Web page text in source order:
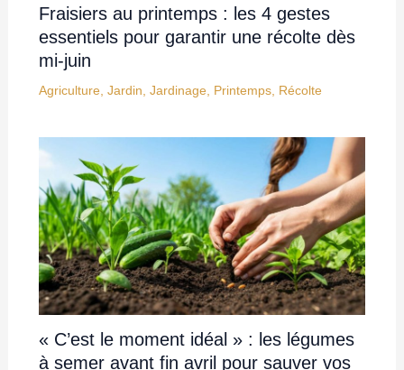
Fraisiers au printemps : les 4 gestes
essentiels pour garantir une récolte dès
mi-juin
Agriculture Jardin Jardinage Printemps, Récolte
« C’est le moment idéal » : les légumes
à semer avant fin avril pour sauver vos